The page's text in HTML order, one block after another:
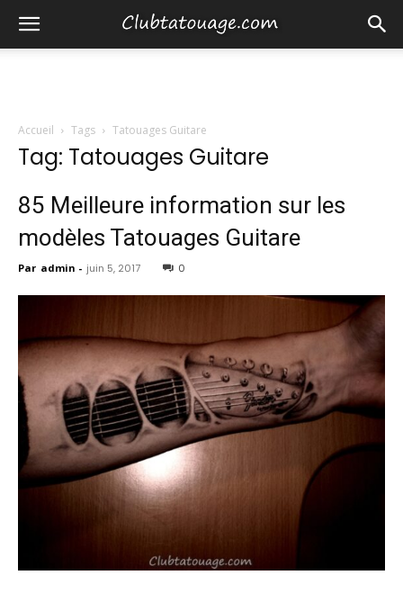
Accueil Tags Tatouages Guitare
Tag: Tatouages Guitare
85 Meilleure information sur les
modèles Tatouages Guitare
Par admin - juin 5, 2017 0